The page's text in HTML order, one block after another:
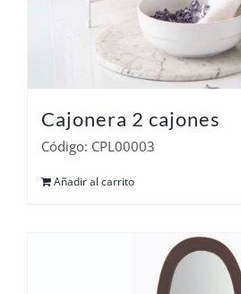
Cajonera 2 cajones
Código: CPL00003
Añadir al carrito